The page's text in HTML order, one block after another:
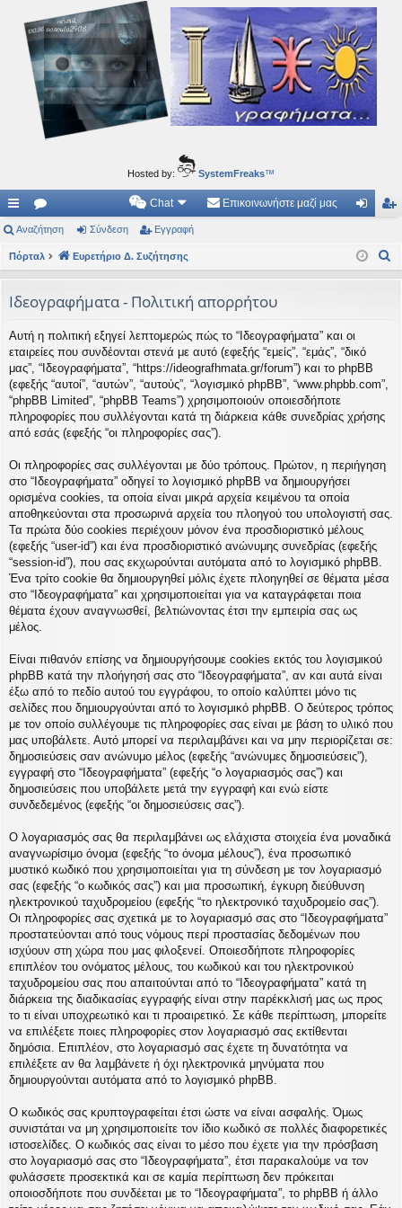
Ιδεογραφήματα
Αυτός ο τόπος φιλοδοξεί να ανοίγει μονοπάτια για τα συναρπαστικά και όμορφα ταξίδια του
Hosted by: SystemFreaks™
ρή
γο
ς
συ
νδ
έσ
εις
.
Συ
τή
σε
ις
Chat Επικοινωνήστε μαζί μας
δε ρα
Αναζήτηση Σύνδεση Εγγραφή
Πόρταλ Ευρετήριο Δ. Συζήτησης
Ιδεογραφήματα - Πολιτική απορρήτου
Αυτή η πολιτική εξηγεί λεπτομερώς πώς το “Ιδεογραφήματα” και οι
εταιρείες που συνδέονται στενά με αυτό (εφεξής “εμείς”, “εμάς”, “δικό
μας”, “Ιδεογραφήματα”, “https://ideografhmata.gr/forum”) και το phpBB
(εφεξής “αυτοί”, “αυτών”, “αυτούς”, “λογισμικό phpBB”, “www.phpbb.com”,
“phpBB Limited”, “phpBB Teams”) χρησιμοποιούν οποιεσδήποτε
πληροφορίες που συλλέγονται κατά τη διάρκεια κάθε συνεδρίας χρήσης
από εσάς (εφεξής “οι πληροφορίες σας”).
Οι πληροφορίες σας συλλέγονται με δύο τρόπους. Πρώτον, η περιήγηση
στο “Ιδεογραφήματα” οδηγεί το λογισμικό phpBB να δημιουργήσει
ορισμένα cookies, τα οποία είναι μικρά αρχεία κειμένου τα οποία
αποθηκεύονται στα προσωρινά αρχεία του πλοηγού του υπολογιστή σας.
Τα πρώτα δύο cookies περιέχουν μόνον ένα προσδιοριστικό μέλους
(εφεξής “user-id”) και ένα προσδιοριστικό ανώνυμης συνεδρίας (εφεξής
“session-id”), που σας εκχωρούνται αυτόματα από το λογισμικό phpBB.
Ένα τρίτο cookie θα δημιουργηθεί μόλις έχετε πλοηγηθεί σε θέματα μέσα
στο “Ιδεογραφήματα” και χρησιμοποιείται για να καταγράφεται ποια
θέματα έχουν αναγνωσθεί, βελτιώνοντας έτσι την εμπειρία σας ως
μέλος.
Είναι πιθανόν επίσης να δημιουργήσουμε cookies εκτός του λογισμικού
phpBB κατά την πλοήγησή σας στο “Ιδεογραφήματα”, αν και αυτά είναι
έξω από το πεδίο αυτού του εγγράφου, το οποίο καλύπτει μόνο τις
σελίδες που δημιουργούνται από το λογισμικό phpBB. Ο δεύτερος τρόπος
με τον οποίο συλλέγουμε τις πληροφορίες σας είναι με βάση το υλικό που
μας υποβάλετε. Αυτό μπορεί να περιλαμβάνει και να μην περιορίζεται σε:
δημοσιεύσεις σαν ανώνυμο μέλος (εφεξής “ανώνυμες δημοσιεύσεις”),
εγγραφή στο “Ιδεογραφήματα” (εφεξής “ο λογαριασμός σας”) και
δημοσιεύσεις που υποβάλετε μετά την εγγραφή και ενώ είστε
συνδεδεμένος (εφεξής “οι δημοσιεύσεις σας”).
Ο λογαριασμός σας θα περιλαμβάνει ως ελάχιστα στοιχεία ένα μοναδικά
αναγνωρίσιμο όνομα (εφεξής “το όνομα μέλους”), ένα προσωπικό
μυστικό κωδικό που χρησιμοποιείται για τη σύνδεση με τον λογαριασμό
σας (εφεξής “ο κωδικός σας”) και μια προσωπική, έγκυρη διεύθυνση
ηλεκτρονικού ταχυδρομείου (εφεξής “το ηλεκτρονικό ταχυδρομείο σας”).
Οι πληροφορίες σας σχετικά με το λογαριασμό σας στο “Ιδεογραφήματα”
προστατεύονται από τους νόμους περί προστασίας δεδομένων που
ισχύουν στη χώρα που μας φιλοξενεί. Οποιεσδήποτε πληροφορίες
επιπλέον του ονόματος μέλους, του κωδικού και του ηλεκτρονικού
ταχυδρομείου σας που απαιτούνται από το “Ιδεογραφήματα” κατά τη
διάρκεια της διαδικασίας εγγραφής είναι στην παρέκκλισή μας ως προς
το τι είναι υποχρεωτικό και τι προαιρετικό. Σε κάθε περίπτωση, μπορείτε
να επιλέξετε ποιες πληροφορίες στον λογαριασμό σας εκτίθενται
δημόσια. Επιπλέον, στο λογαριασμό σας έχετε τη δυνατότητα να
επιλέξετε αν θα λαμβάνετε ή όχι ηλεκτρονικά μηνύματα που
δημιουργούνται αυτόματα από το λογισμικό phpBB.
Ο κωδικός σας κρυπτογραφείται έτσι ώστε να είναι ασφαλής. Όμως
συνιστάται να μη χρησιμοποιείτε τον ίδιο κωδικό σε πολλές διαφορετικές
ιστοσελίδες. Ο κωδικός σας είναι το μέσο που έχετε για την πρόσβαση
στο λογαριασμό σας στο “Ιδεογραφήματα”, έτσι παρακαλούμε να τον
φυλάσσετε προσεκτικά και σε καμία περίπτωση δεν πρόκειται
οποιοσδήποτε που συνδέεται με το “Ιδεογραφήματα”, το phpBB ή άλλο